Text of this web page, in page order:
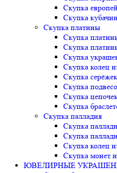
Скупка
Скупка
Скупка платины
Скупка
Скупка
Скупка
Скупка колец
Скупка
Скупка
Скупка
Скупка
Скупка палладия
Скупка
Скупка
Скупка колец
Скупка монет
ЮВЕЛИРНЫЕ